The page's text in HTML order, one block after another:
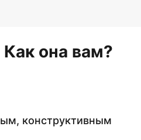
Как она вам?
конструктивным